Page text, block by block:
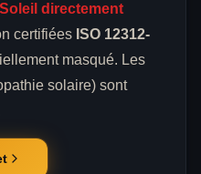
directement
certifiées ISO 12312-
masqué. Les
solaire) sont